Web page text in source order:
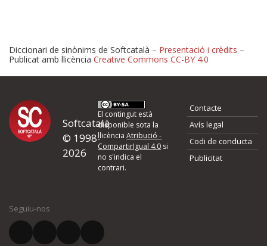
Proposeu-nos millores o
d'errors
Si heu trobat un error o voleu proposar alguna millora, ompliu els
quina és la millora que proposeu o l'error del qual voleu informar-
El vostre correu electrònic *
Diccionari de sinònims de Softcatalà – Presentació i crèdits –
Publicat amb llicència Creative Commons CC-BY 4.0
Softcatalà
© 1998-
2026
El contingut està
disponible sota la
llicènciaAtribució -
CompartirIgual 4.0 si
no s'indica el
contrari.
Contacte
Avís legal
Codi de conducta
Publicitat
Seguiu-nos